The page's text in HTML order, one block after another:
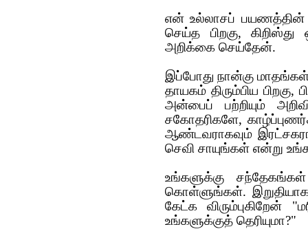
என் உல்லாசப் பயணத்தின்
செய்த பிறகு, கிறிஸ்து
அறிக்கை செய்தேன்.
இப்போது நான்கு மாதங்கள்
தாயகம் திரும்பிய பிறகு,
அன்பைப் பற்றியும்
சகோதரிகளே,
ஆண்டவராகவும்
செவி சாயுங்கள் என்று
உங்களுக்கு
கொள்ளுங்கள்.
கேட்க விரும்புகிறேன்
உங்களுக்குத் தெரியுமா?"